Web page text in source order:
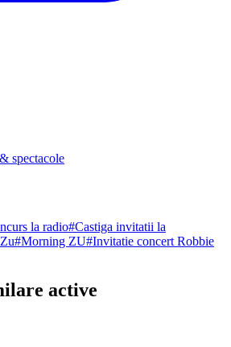
spectacole
la radio#Castiga invitatii la
#Morning ZU#Invitatie concert Robbie
active